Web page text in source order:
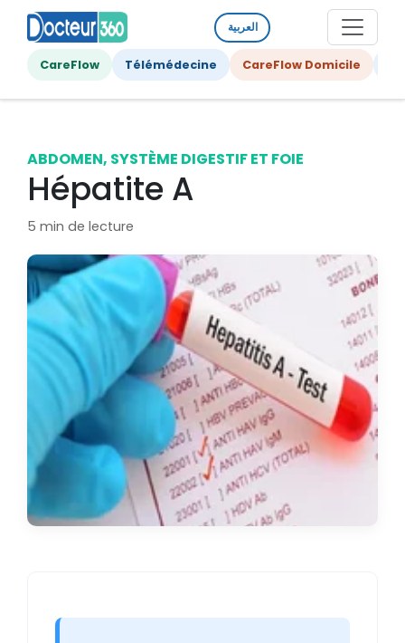
العربية
CareFlow Télémédecine CareFlow Domicile
ABDOMEN, SYSTÈME DIGESTIF ET FOIE
Hépatite A
5 min de lecture